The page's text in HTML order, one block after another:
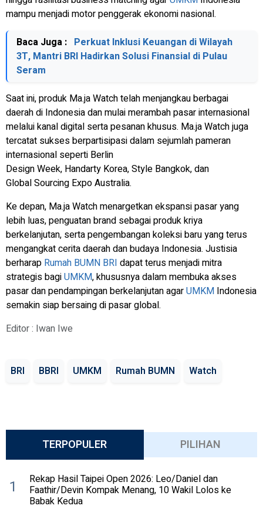
mampu menjadi motor penggerak ekonomi nasional.
Baca Juga : Perkuat Inklusi Keuangan di Wilayah
3T, Mantri BRI Hadirkan Solusi Finansial di Pulau
Seram
Saat ini, produk Ma.ja Watch telah menjangkau berbagai
daerah di Indonesia dan mulai merambah pasar internasional
melalui kanal digital serta pesanan khusus. Ma.ja Watch juga
tercatat sukses berpartisipasi dalam sejumlah pameran
internasional seperti Berlin
Design Week, Handarty Korea, Style Bangkok, dan
Global Sourcing Expo Australia.
Ke depan, Ma.ja Watch menargetkan ekspansi pasar yang
lebih luas, penguatan brand sebagai produk kriya
berkelanjutan, serta pengembangan koleksi baru yang terus
mengangkat cerita daerah dan budaya Indonesia. Justisia
berharap Rumah BUMN BRI dapat terus menjadi mitra
strategis bagiUMKM, khususnya dalam membuka akses
pasar dan pendampingan berkelanjutan agarUMKM Indonesia
semakin siap bersaing di pasar global.
Editor : Iwan Iwe
BRI BBRI UMKM Rumah BUMN Watch
TERPOPULER PILIHAN
1 Rekap Hasil Taipei Open 2026: Leo/Daniel dan
Faathir/Devin Kompak Menang, 10 Wakil Lolos ke
Babak Kedua